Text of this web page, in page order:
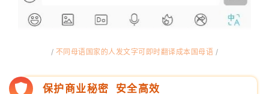
/ 不同母语国家的人发文字可即时翻译成本国母语 /
保护商业秘密 安全高效